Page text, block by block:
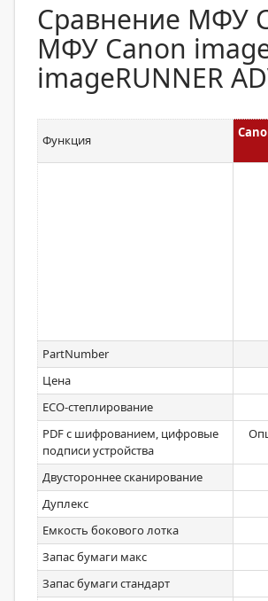
Сравнение МФУ
МФУ Canon
imageRUNNER
Функция
PartNumber
Цена
ECO-степлирование
PDF с шифрованием, цифровые
подписи устройства
Двустороннее сканирование
Дуплекс
Емкость бокового лотка
Запас бумаги макс
Запас бумаги стандарт